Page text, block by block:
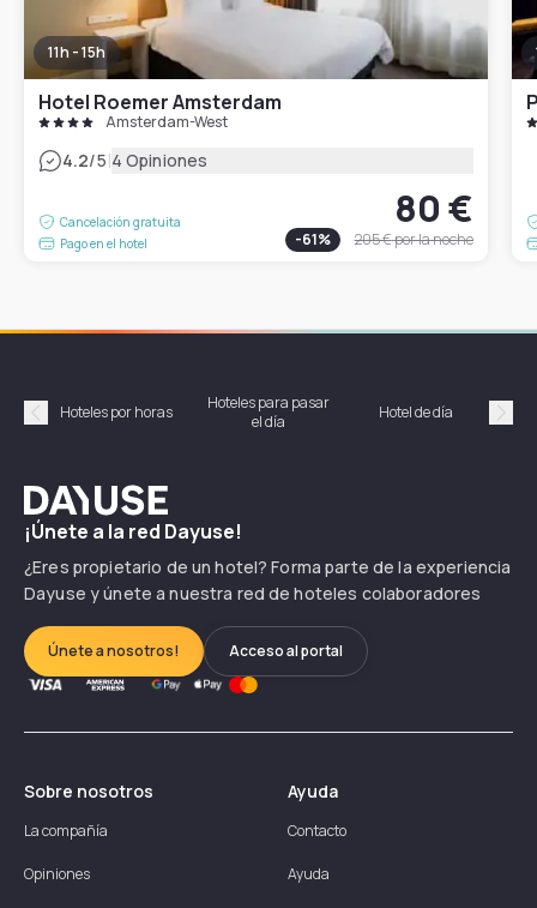
11h - 15h
Hotel Roemer Amsterdam
Amsterdam-West
4.2/5|4 Opiniones
Cancelación gratuita
Pago en el hotel
80 €
-61% 205 €por la noche
Précédent
Hoteles por horas
Hoteles para pasar
el día
Hotel de día
Dayuse
¡Únete a la red Dayuse!
¿Eres propietario de un hotel? Forma parte de la experiencia
Dayuse y únete a nuestra red de hoteles colaboradores
Únete a nosotros! Acceso al portal
Sobre nosotros
La compañía
Opiniones
Ayuda
Contacto
Ayuda